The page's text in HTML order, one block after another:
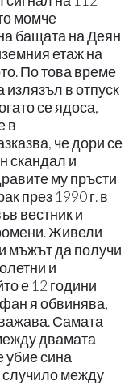
момче
бащата на Деян
етаж на
По това време
излязъл в отпуск
се ядоса,
в
че дори се
скандал и
му пръсти
през 1990 г. в
вестник и
Живели
мъжът да получи
и
е 12 години
я обвинява,
Самата
двамата
убие сина
случило между